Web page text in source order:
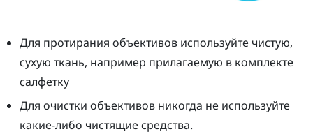
Для протирания объективов используйте чистую,
сухую ткань, например прилагаемую в комплекте
салфетку
Для очистки объективов никогда не используйте
какие-либо чистящие средства.